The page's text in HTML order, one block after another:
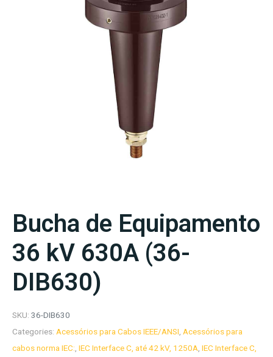
Bucha de Equipamento
36 kV 630A (36-
DIB630)
SKU: 36-DIB630
Categories: Acessórios para Cabos IEEE/ANSI Acessórios para
cabos norma IEC: IEC Interface C, até 42 kV, 1250A IEC Interface C,